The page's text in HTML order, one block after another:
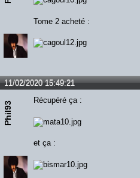
Tome 2 acheté :
11/02/2020 15:49:21
Phil93
Récupéré ça :
et ça :